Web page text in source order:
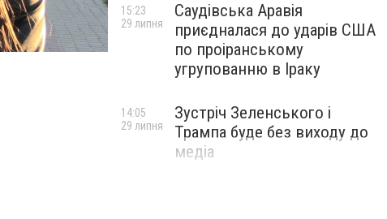
Саудівська Аравія
приєдналася до ударів США
по проіранському
угрупованню в Іраку
15:23
29 липня
Зустріч Зеленського і
Трампа буде без виходу до
медіа
14:05
29 липня